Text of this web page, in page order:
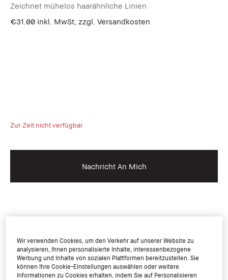
Zeichnet mühelos haarähnliche Linien
€31.00 inkl. MwSt, zzgl. Versandkosten
Zur Zeit nicht verfügbar
Nachricht An Mich
Wir verwenden Cookies, um den Verkehr auf unserer Website zu
analysieren, Ihnen personalisierte Inhalte, interessenbezogene
Werbung und Inhalte von sozialen Plattformen bereitzustellen. Sie
können Ihre Cookie-Einstellungen auswählen oder weitere
Informationen zu Cookies erhalten, indem Sie auf Personalisieren